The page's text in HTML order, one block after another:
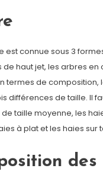
est connue sous 3
de haut jet, les arbres
termes de
différences de taille. Il
taille moyenne, les
à plat et les haies sur
des